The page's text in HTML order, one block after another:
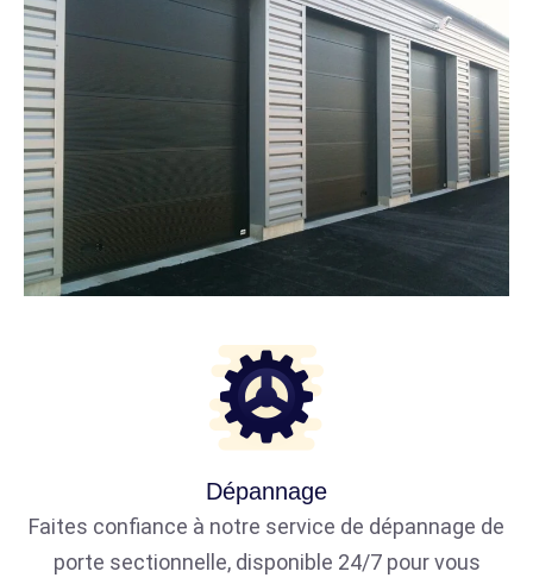
Dépannage
Faites confiance à notre service de dépannage de
porte sectionnelle, disponible 24/7 pour vous